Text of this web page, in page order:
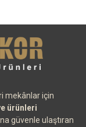
mekânlar için
ürünleri
güvenle ulaştıran